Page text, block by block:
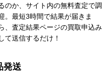
のか、サイト内の無料査定で調
。最短3時間で結果が届きま
、査定結果ページの買取申込み
て送信するだけ！
発送